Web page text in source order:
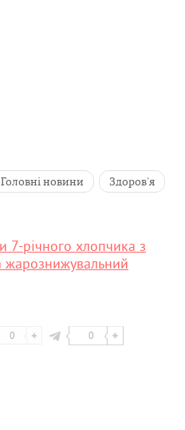
Головні новини Здоров'я
7-річного хлопчика з
жарознижувальний
0 0